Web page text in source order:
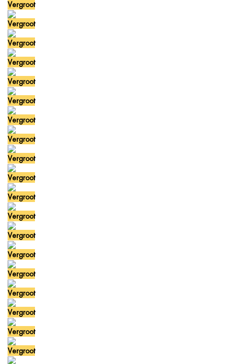
Vergroot
Vergroot
Vergroot
Vergroot
Vergroot
Vergroot
Vergroot
Vergroot
Vergroot
Vergroot
Vergroot
Vergroot
Vergroot
Vergroot
Vergroot
Vergroot
Vergroot
Vergroot
Vergroot